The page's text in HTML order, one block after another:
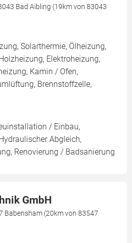
Bad Aibling (19km von 83043
Solarthermie, Ölheizung,
Elektroheizung,
Kamin / Ofen,
Brennstoffzelle,
/ Einbau,
Abgleich,
Renovierung / Badsanierung
GmbH
Babensham (20km von 83547